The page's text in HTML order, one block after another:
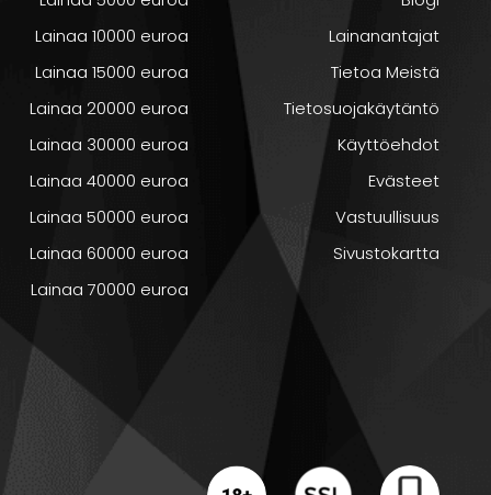
Lainaa 10000 euroa
Lainaa 15000 euroa
Lainaa 20000 euroa
Lainaa 30000 euroa
Lainaa 40000 euroa
Lainaa 50000 euroa
Lainaa 60000 euroa
Lainaa 70000 euroa
Lainanantajat
Tietoa Meistä
Tietosuojakäytäntö
Käyttöehdot
Evästeet
Vastuullisuus
Sivustokartta